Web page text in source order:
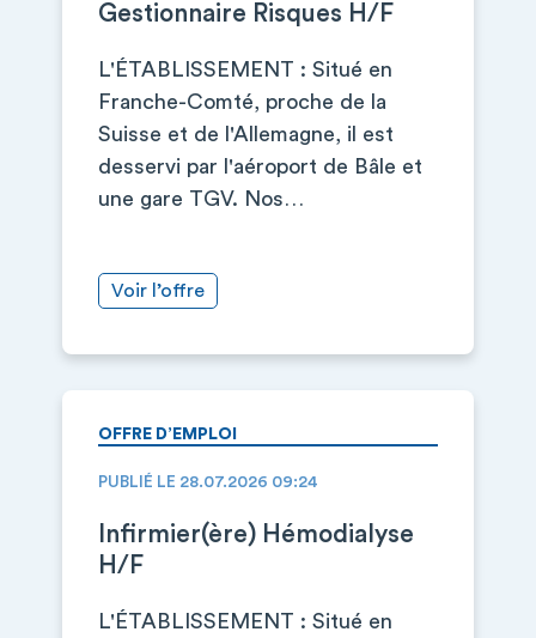
Gestionnaire Risques H/F
L'ÉTABLISSEMENT : Situé en
Franche-Comté, proche de la
Suisse et de l'Allemagne, il est
desservi par l'aéroport de Bâle et
une gare TGV. Nos…
Voir l’offre
OFFRE D’EMPLOI
PUBLIÉ LE 28.07.2026 09:24
Infirmier(ère) Hémodialyse
H/F
L'ÉTABLISSEMENT : Situé en